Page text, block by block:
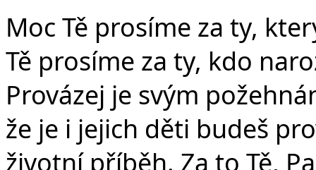
Moc Tě prosíme za ty,
Tě prosíme za ty, kdo
Provázej je svým
že je i jejich děti budeš
životní příběh. Za to Tě,